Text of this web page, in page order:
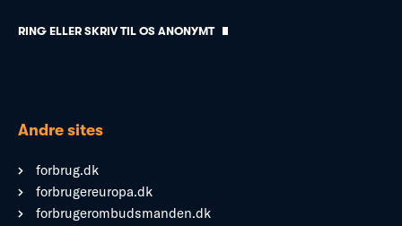
RING ELLER SKRIV TIL OS ANONYMT
Andre sites
forbrug.dk
forbrugereuropa.dk
forbrugerombudsmanden.dk